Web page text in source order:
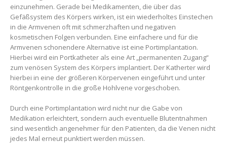
einzunehmen. Gerade bei Medikamenten, die über das
Gefäßsystem des Körpers wirken, ist ein wiederholtes Einstechen
in die Armvenen oft mit schmerzhaften und negativen
kosmetischen Folgen verbunden. Eine einfachere und für die
Armvenen schonendere Alternative ist eine Portimplantation.
Hierbei wird ein Portkatheter als eine Art „permanenten Zugang“
zum venösen System des Körpers implantiert. Der Katherter wird
hierbei in eine der größeren Körpervenen eingeführt und unter
Röntgenkontrolle in die große Hohlvene vorgeschoben.
Durch eine Portimplantation wird nicht nur die Gabe von
Medikation erleichtert, sondern auch eventuelle Blutentnahmen
sind wesentlich angenehmer für den Patienten, da die Venen nicht
jedes Mal erneut punktiert werden müssen.